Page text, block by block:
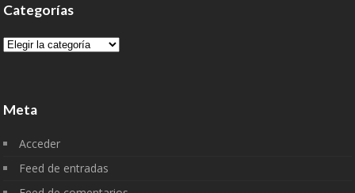
Categorías
Categorías
Meta
Acceder
Feed de entradas